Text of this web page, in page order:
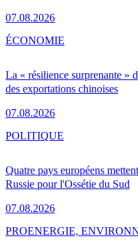
07.08.2026
La « résilience surprenante »
des exportations chinoises
07.08.2026
ÉCONOMIE
Quatre pays européens
Russie pour l'Ossétie du Sud
07.08.2026
POLITIQUE
PROENERGIE,